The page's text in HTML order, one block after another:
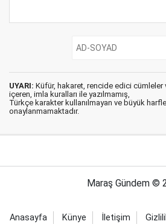
UYARI: Küfür, hakaret, rencide edici cümleler
içeren, imla kuralları ile yazılmamış,
Türkçe karakter kullanılmayan ve büyük
onaylanmamaktadır.
Maraş Gündem ©
Anasayfa Künye İletişim